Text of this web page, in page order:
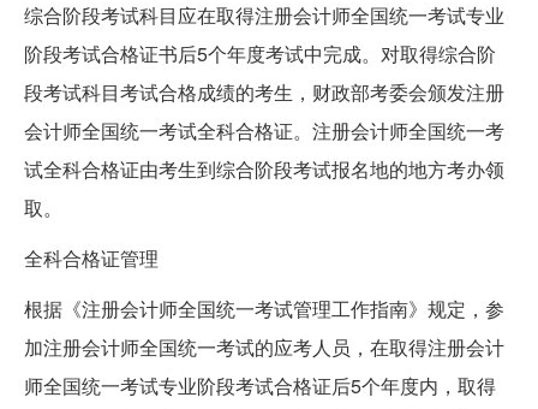
综合阶段考试科目应在取得注册会计师全国统一考试专业
阶段考试合格证书后5个年度考试中完成。对取得综合阶
段考试科目考试合格成绩的考生，财政部考委会颁发注册
会计师全国统一考试全科合格证。注册会计师全国统一考
试全科合格证由考生到综合阶段考试报名地的地方考办领
取。
全科合格证管理
根据《注册会计师全国统一考试管理工作指南》规定，参
加注册会计师全国统一考试的应考人员，在取得注册会计
师全国统一考试专业阶段考试合格证后5个年度内，取得